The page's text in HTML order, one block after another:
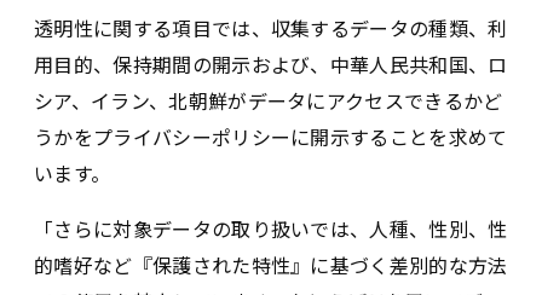
透明性に関する項目では、収集するデータの種類、利
用目的、保持期間の開示および、中華人民共和国、ロ
シア、イラン、北朝鮮がデータにアクセスできるかど
うかをプライバシーポリシーに開示することを求めて
います。
「さらに対象データの取り扱いでは、人種、性別、性
的嗜好など『保護された特性』に基づく差別的な方法